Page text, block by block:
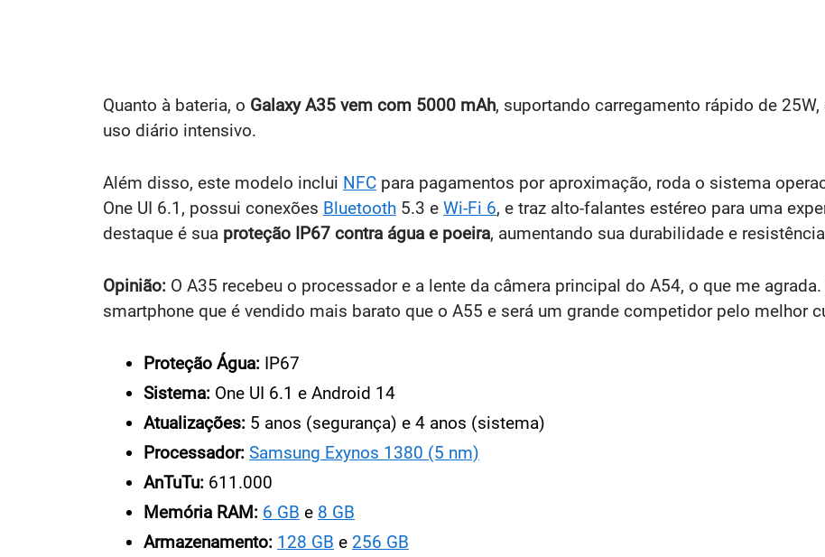
Quanto à bateria, o Galaxy A35 vem com 5000 mAh, suportando carregamento rápido de
uso diário intensivo.
Além disso, este modelo inclui NFC para pagamentos por aproximação, roda o sistema
One UI 6.1, possui conexões Bluetooth 5.3 e Wi-Fi 6, e traz alto-falantes estéreo para uma
destaque é sua proteção IP67 contra água e poeira, aumentando sua durabilidade e
Opinião: O A35 recebeu o processador e a lente da câmera principal do A54, o que me
smartphone que é vendido mais barato que o A55 e será um grande competidor pelo melhor
Proteção Água: IP67
Sistema: One UI 6.1 e Android 14
Atualizações: 5 anos (segurança) e 4 anos (sistema)
Processador: Samsung Exynos 1380 (5 nm)
AnTuTu: 611.000
Memória RAM: 6 GB e 8 GB
Armazenamento: 128 GB e 256 GB